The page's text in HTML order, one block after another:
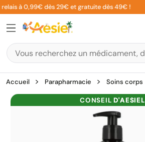
Aller
au
contenu
à 0,99€ dès 29€ et gratuite dès 49€ !
Accueil Parapharmacie Soins corps
CONSEILD'AESIEL